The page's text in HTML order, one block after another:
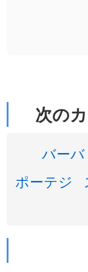
次の
バー
ポーテジ